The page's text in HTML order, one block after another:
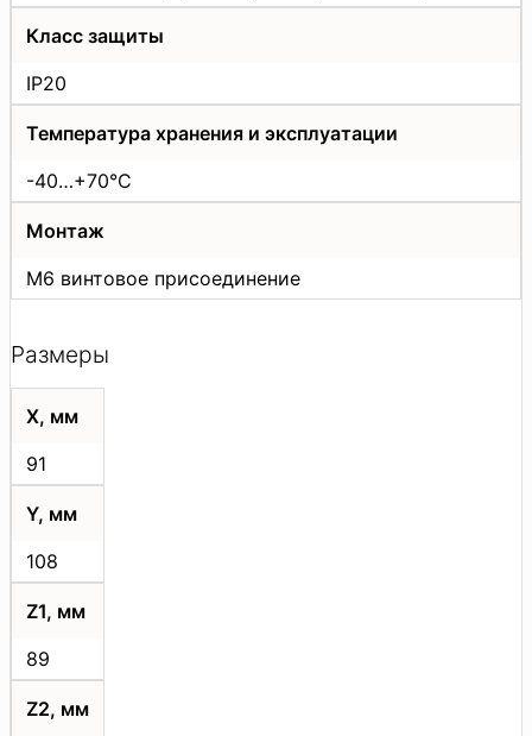
Класс защиты
IP20
Температура хранения и эксплуатации
-40…+70°C
Монтаж
M6 винтовое присоединение
Размеры
Х, мм
91
Y, мм
108
Z1, мм
89
Z2, мм